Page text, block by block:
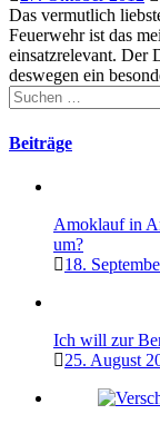
Das vermutlich
Feuerwehr ist das
einsatzrelevant. Der
deswegen ein
Suchen
nach:
Beiträge
Amoklauf in
um?
18.
Ich will zur
25. August